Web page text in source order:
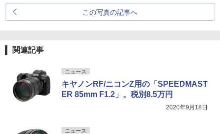
この写真の記事へ
関連記事
ニュース
キヤノンRF/ニコンZ用の「SPEEDMAST
ER 85mm F1.2」。税別8.5万円
2020年9月18日
ニュース